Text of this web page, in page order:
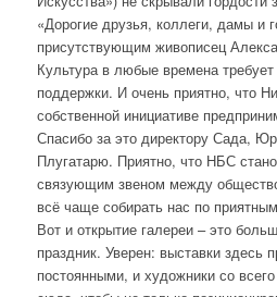
«Дорогие друзья, коллеги, дамы и
присутствующим живописец
Культура в любые времена
поддержки. И очень приятно, что
собственной инициативе
Спасибо за это директору Сада,
Плугатарю. Приятно, что НБС
связующим звеном между
всё чаще собирать нас по
Вот и открытие галереи – это
праздник. Уверен: выставки здесь
постоянными, и художники со